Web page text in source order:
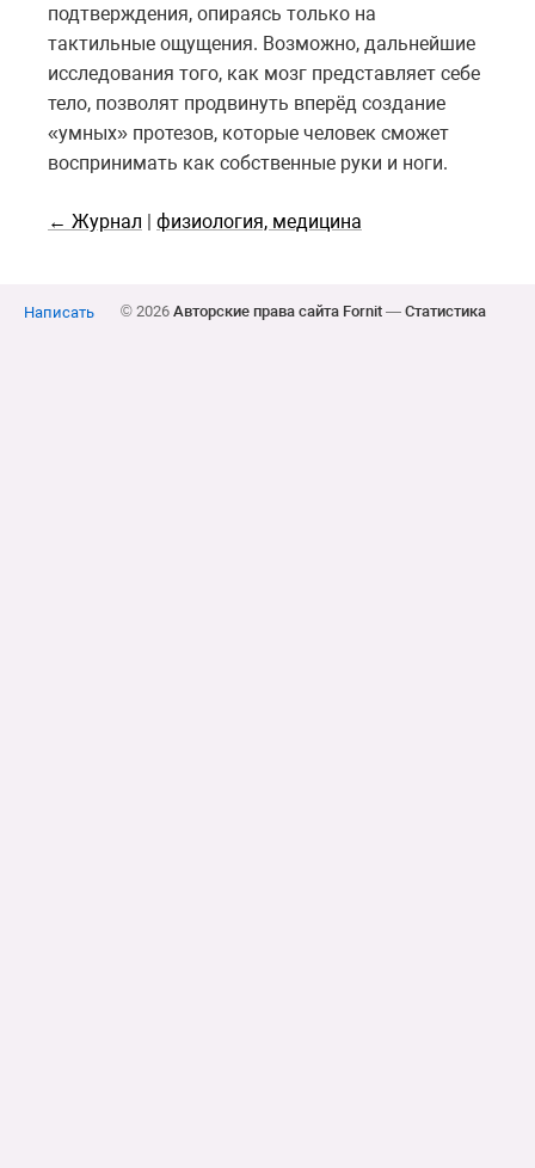
подтверждения, опираясь только на
тактильные ощущения. Возможно, дальнейшие
исследования того, как мозг представляет себе
тело, позволят продвинуть вперёд создание
«умных» протезов, которые человек сможет
воспринимать как собственные руки и ноги.
← Журнал | физиология, медицина
Написать © 2026 Авторские права сайта Fornit— Статистика